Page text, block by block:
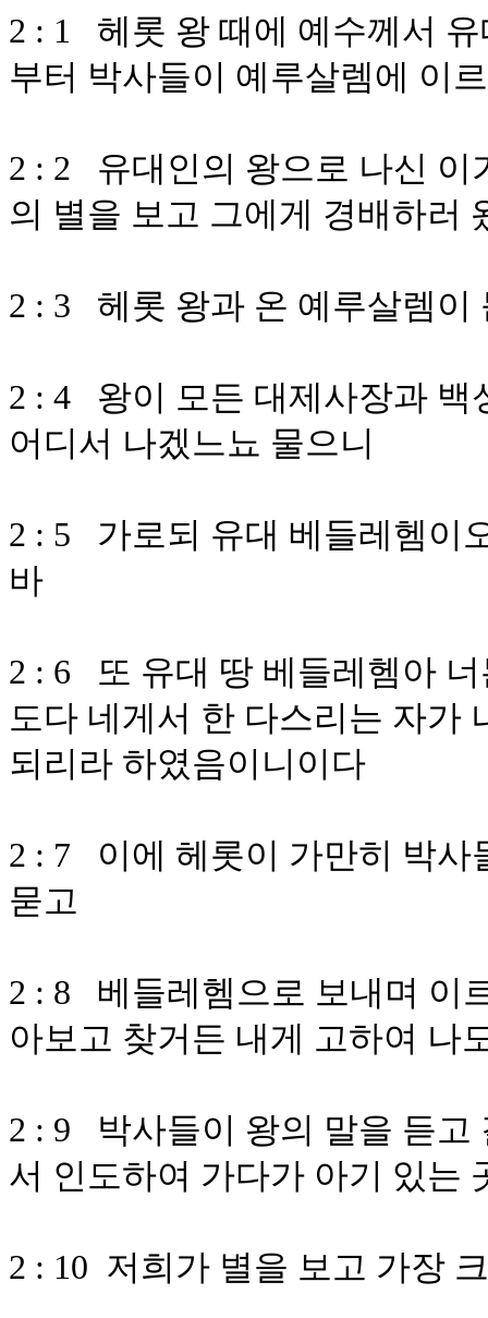
2 : 1 헤롯 왕 때에 예수께서
부터 박사들이 예루살렘에 이
2 : 2 유대인의 왕으로 나신 이
의 별을 보고 그에게 경배하러
2 : 3 헤롯 왕과 온 예루살렘이
2 : 4 왕이 모든 대제사장과 백
어디서 나겠느뇨 물으니
2 : 5 가로되 유대 베들레헴이
바
2 : 6 또 유대 땅 베들레헴아
도다 네게서 한 다스리는 자가
되리라 하였음이니이다
2 : 7 이에 헤롯이 가만히 박사
묻고
2 : 8 베들레헴으로 보내며 이
아보고 찾거든 내게 고하여 나
2 : 9 박사들이 왕의 말을 듣고
서 인도하여 가다가 아기 있는
2 : 10 저희가 별을 보고 가장